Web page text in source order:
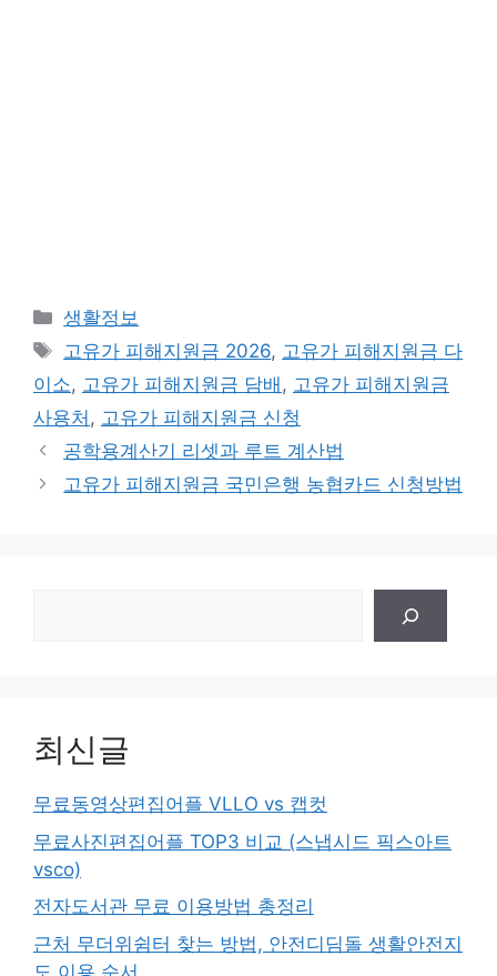
카
테
리
생활정보
태
그
고유가 피해지원금 2026, 고유가 피해지원금 다
이소, 고유가 피해지원금 담배 , 고유가 피해지원금
사용처 , 고유가 피해지원금 신청
공학용계산기 리셋과 루트 계산법
고유가 피해지원금 국민은행 농협카드 신청방법
최신글
무료동영상편집어플 VLLO vs 캡컷
무료사진편집어플 TOP3 비교 (스냅시드 픽스아트
vsco)
전자도서관 무료 이용방법 총정리
근처 무더위쉼터 찾는 방법, 안전디딤돌 생활안전지
도 이용 순서